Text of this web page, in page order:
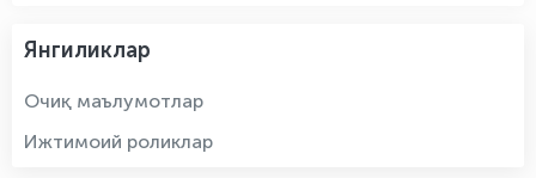
Янгиликлар
Очиқ маълумотлар
Ижтимоий роликлар